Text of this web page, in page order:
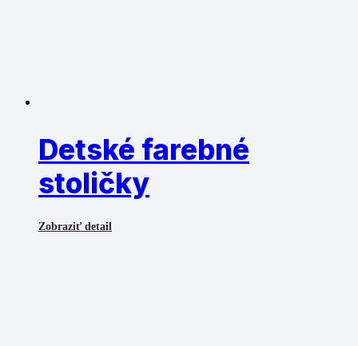
Detské farebné
stoličky
Zobraziť detail